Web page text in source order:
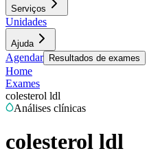
Serviços
Unidades
Ajuda
Agendar Resultados de exames
Home
Exames
colesterol ldl
Análises clínicas
colesterol ldl